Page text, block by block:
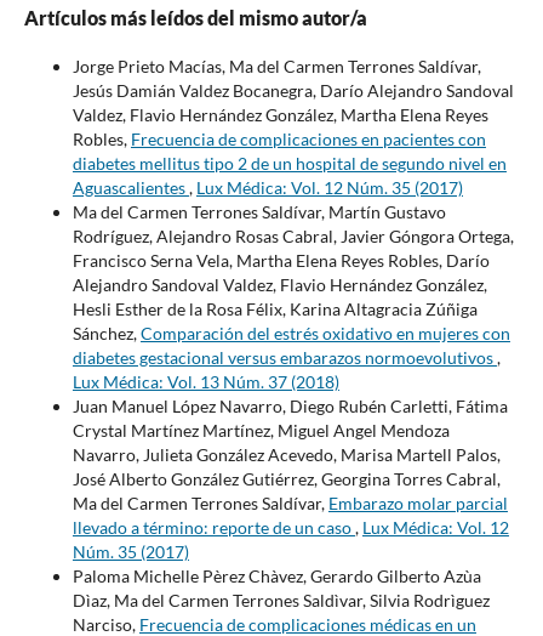
Artículos más leídos del mismo autor/a
Jorge Prieto Macías, Ma del Carmen Terrones Saldívar,
Jesús Damián Valdez Bocanegra, Darío Alejandro Sandoval
Valdez, Flavio Hernández González, Martha Elena Reyes
Robles, Frecuencia de complicaciones en pacientes con
diabetes mellitus tipo 2 de un hospital de segundo nivel en
Aguascalientes, Lux Médica: Vol. 12 Núm. 35 (2017)
Ma del Carmen Terrones Saldívar, Martín Gustavo
Rodríguez, Alejandro Rosas Cabral, Javier Góngora Ortega,
Francisco Serna Vela, Martha Elena Reyes Robles, Darío
Alejandro Sandoval Valdez, Flavio Hernández González,
Hesli Esther de la Rosa Félix, Karina Altagracia Zúñiga
Sánchez,Comparación del estrés oxidativo en mujeres con
diabetes gestacional versus embarazos normoevolutivos,
Lux Médica: Vol. 13 Núm. 37 (2018)
Juan Manuel López Navarro, Diego Rubén Carletti, Fátima
Crystal Martínez Martínez, Miguel Angel Mendoza
Navarro, Julieta González Acevedo, Marisa Martell Palos,
José Alberto González Gutiérrez, Georgina Torres Cabral,
Ma del Carmen Terrones Saldívar, Embarazo molar parcial
llevado a término: reporte de un caso, Lux Médica: Vol. 12
Núm. 35 (2017)
Paloma Michelle Pèrez Chàvez, Gerardo Gilberto Azùa
Dìaz, Ma del Carmen Terrones Saldìvar, Silvia Rodrìguez
Narciso, Frecuencia de complicaciones médicas en un